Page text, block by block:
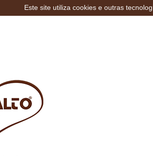
Este site utiliza cookies e outras